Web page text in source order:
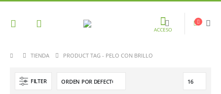
ACCESO
TIENDA PRODUCT TAG - PELO CON BRILLO
FILTER